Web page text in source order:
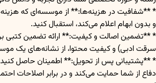
* **شفافیت در هزینه‌ها:** از موسسه‌ای که
و بدون ابهام اعلام می‌کند، استقبال کنید.
* **تضمین اصالت و کیفیت:** ارائه تضمین کتبی
سرقت ادبی) و کیفیت محتوا، از نشانه‌های یک
* **پشتیبانی پس از تحویل:** اطمینان حاصل
دفاع از شما حمایت می‌کند و در برابر اصلاحات